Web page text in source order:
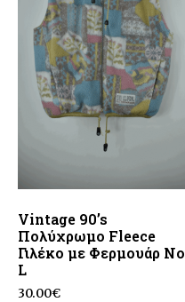
Vintage 90’s
Πολύχρωμο Fleece
Γιλέκο με Φερμουάρ No
L
30.00€